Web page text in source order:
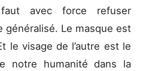
avec force refuser
généralisé. Le masque est
le visage de l’autre est le
notre humanité dans la